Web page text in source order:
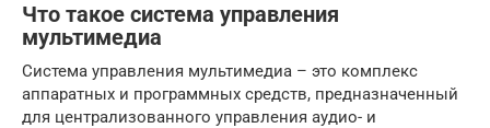
Что такое система управления
мультимедиа
Система управления мультимедиа – это комплекс
аппаратных и программных средств, предназначенный
для централизованного управления аудио- и